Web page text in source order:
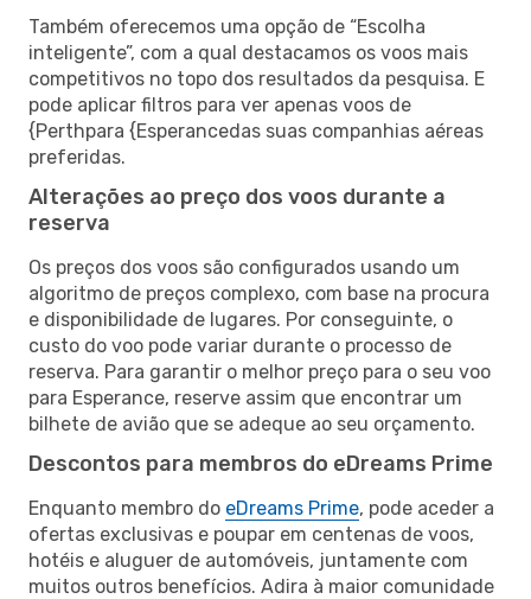
Também oferecemos uma opção de “Escolha
inteligente”, com a qual destacamos os voos mais
competitivos no topo dos resultados da pesquisa. E
pode aplicar filtros para ver apenas voos de
{Perthpara {Esperancedas suas companhias aéreas
preferidas.
Alterações ao preço dos voos durante a
reserva
Os preços dos voos são configurados usando um
algoritmo de preços complexo, com base na procura
e disponibilidade de lugares. Por conseguinte, o
custo do voo pode variar durante o processo de
reserva. Para garantir o melhor preço para o seu voo
para Esperance, reserve assim que encontrar um
bilhete de avião que se adeque ao seu orçamento.
Descontos para membros do eDreams Prime
Enquanto membro do eDreams Prime, pode aceder a
ofertas exclusivas e poupar em centenas de voos,
hotéis e aluguer de automóveis, juntamente com
muitos outros benefícios. Adira à maior comunidade